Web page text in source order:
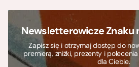
Newsletterowicze Znaku
Zapisz się i otrzymaj dostęp do
premierą, zniżki, prezenty i
dla Ciebie.